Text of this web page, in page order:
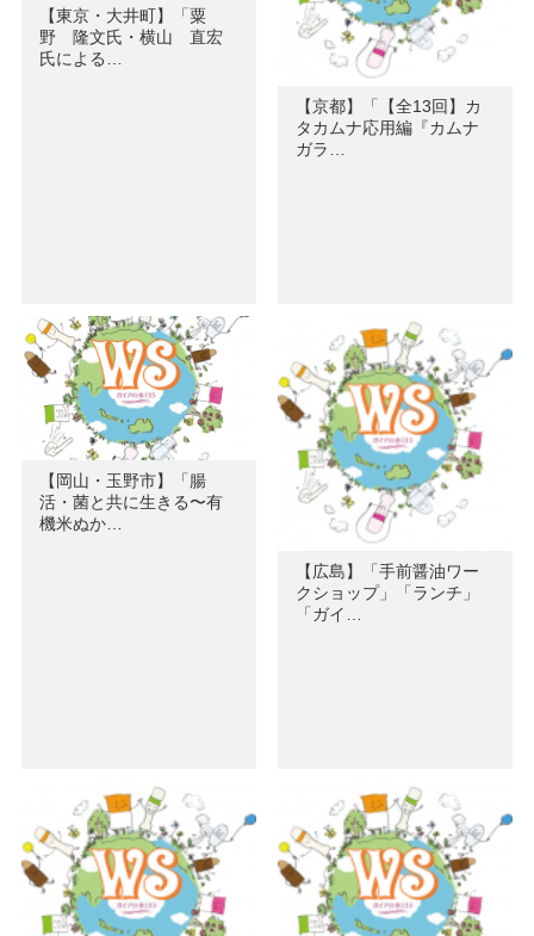
【東京・大井町】「粟
野 隆文氏・横山 直宏
氏による…
【京都】「【全13回】カ
タカムナ応用編『カムナ
ガラ…
【岡山・玉野市】「腸
活・菌と共に生きる〜有
機米ぬか…
【広島】「手前醤油ワー
クショップ」「ランチ」
「ガイ…